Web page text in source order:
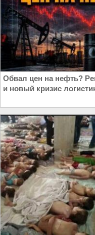
Обвал цен на нефть?
и новый кризис